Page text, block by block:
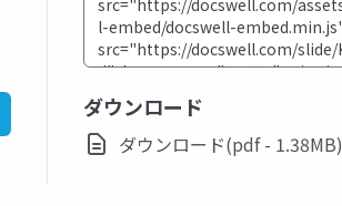
ダウンロード
ダウンロード(pdf - 1.38MB)